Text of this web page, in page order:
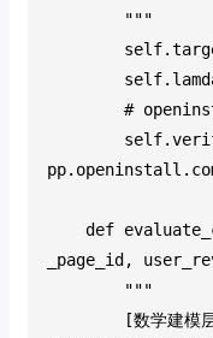
"""
self.lamda =
# openinstall
_page_id,
"""